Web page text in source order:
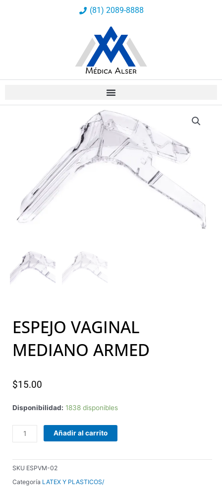
(81) 2089-8888
ESPEJO VAGINAL
MEDIANO ARMED
$15.00
Disponibilidad: 1838 disponibles
ESPEJO
Añadir al carrito
SKU ESPVM-02
Categoría LATEX Y PLASTICOS/